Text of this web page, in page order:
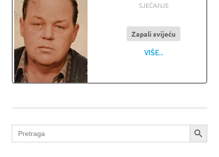
20.01.2025
OSMRTNICE LJUBUSKI
SJEĆANJE
Zapali svijeću
VIŠE...
Search
for:
SEARCH BUTTON